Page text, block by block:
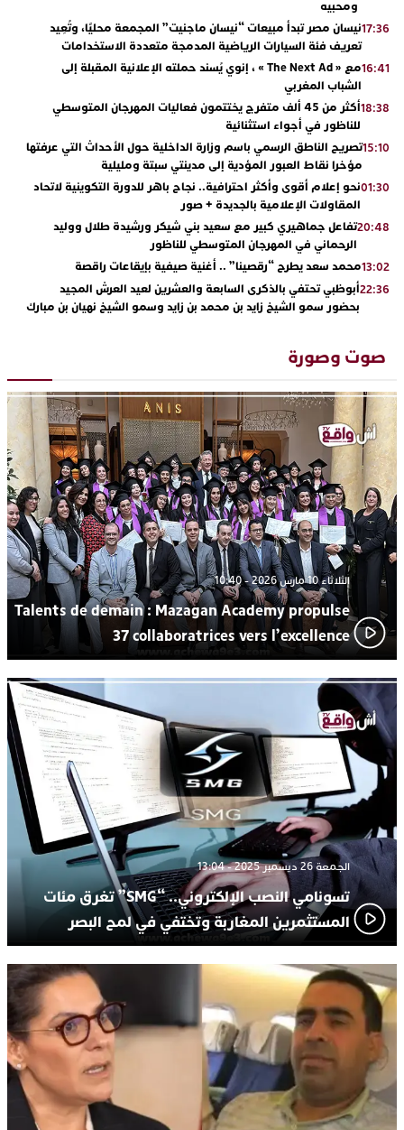
ومحبيه
17:36نيسان مصر تبدأ مبيعات “نيسان ماجنيت” المجمعة محليًا، وتُعِيد
تعريف فئة السيارات الرياضية المدمجة متعددة الاستخدامات
16:41
مع « The Next Ad » ، إنوي يُسند حملته الإعلانية المقبلة إلى
الشباب المغربي
18:38
أكثر من 45 ألف متفرج يختتمون فعاليات المهرجان المتوسطي
للناظور في أجواء استثنائية
15:10تصريح الناطق الرسمي باسم وزارة الداخلية حول الأحداث التي عرفتها
مؤخرا نقاط العبور المؤدية إلى مدينتي سبتة ومليلية
01:30نحو إعلام أقوى وأكثر احترافية.. نجاح باهر للدورة التكوينية لاتحاد
المقاولات الإعلامية بالجديدة + صور
20:48تفاعل جماهيري كبير مع سعيد بني شيكر ورشيدة طلال ووليد
الرحماني في المهرجان المتوسطي للناظور
13:02محمد سعد يطرح “رقصينا” .. أغنية صيفية بإيقاعات راقصة
22:36أبوظبي تحتفي بالذكرى السابعة والعشرين لعيد العرش المجيد
بحضور سمو الشيخ زايد بن محمد بن زايد وسمو الشيخ نهيان بن مبارك
“كوفرة فالغيس”
19:11يقظة أمنية تنهي كابوس الفتاة القاصر: كواليس مثيرة لعملية تحرير
17:27 اتحاد المقاولات الإعلامية يقود قاطرة التكوين بالجديدة ويستضيف
الإعلامي سعيد بلفقير في دورة استثنائية
23:18ترسيخا لثقافة ترشيد الموارد المائية.. اختتام فعاليات النسخة الثانية
من “القرية الذكية للماء” بمركز الاصطياف ببوزنيقة
صوت وصورة
الثلاثاء 10 مارس 2026 - 10:40
Talents de demain : Mazagan Academy propulse
37 collaboratrices vers l’excellence
الجمعة 26 ديسمبر 2025 - 13:04
تسونامي النصب الإلكتروني.. “SMG” تغرق مئات
المستثمرين المغاربة وتختفي في لمح البصر